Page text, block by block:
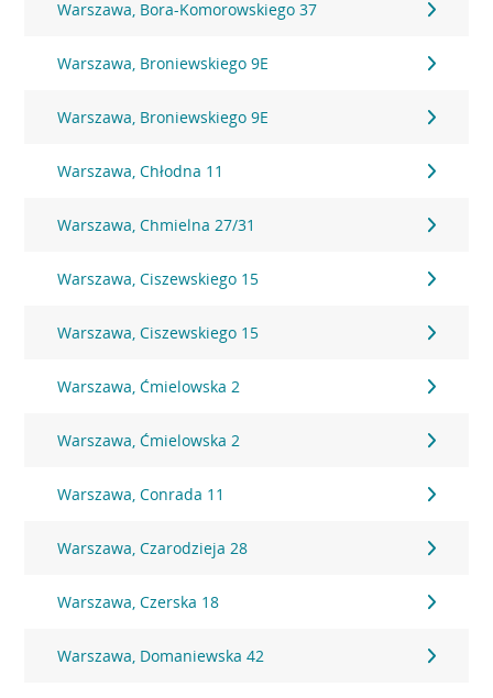
Warszawa, Bora-Komorowskiego 37
Warszawa, Broniewskiego 9E
Warszawa, Broniewskiego 9E
Warszawa, Chłodna 11
Warszawa, Chmielna 27/31
Warszawa, Ciszewskiego 15
Warszawa, Ciszewskiego 15
Warszawa, Ćmielowska 2
Warszawa, Ćmielowska 2
Warszawa, Conrada 11
Warszawa, Czarodzieja 28
Warszawa, Czerska 18
Warszawa, Domaniewska 42